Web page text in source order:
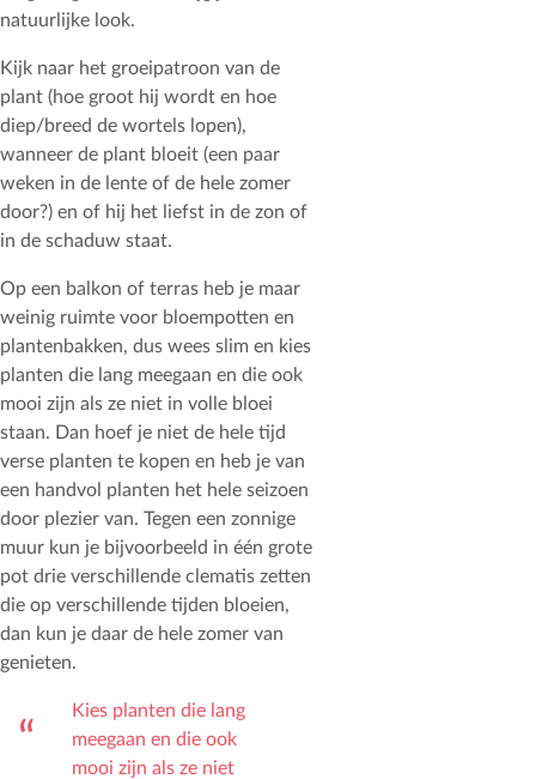
natuurlijke look.
Kijk naar het groeipatroon van de
plant (hoe groot hij wordt en hoe
diep/breed de wortels lopen),
wanneer de plant bloeit (een paar
weken in de lente of de hele zomer
door?) en of hij het liefst in de zon of
in de schaduw staat.
Op een balkon of terras heb je maar
weinig ruimte voor bloempotten en
plantenbakken, dus wees slim en kies
planten die lang meegaan en die ook
mooi zijn als ze niet in volle bloei
staan. Dan hoef je niet de hele tijd
verse planten te kopen en heb je van
een handvol planten het hele seizoen
door plezier van. Tegen een zonnige
muur kun je bijvoorbeeld in één grote
pot drie verschillende clematis zetten
die op verschillende tijden bloeien,
dan kun je daar de hele zomer van
genieten.
Kies planten die lang
meegaan en die ook
mooi zijn als ze niet